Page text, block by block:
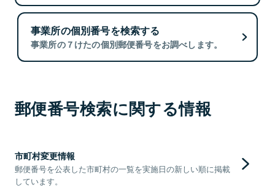
事業所の個別番号を検索する
事業所の７けたの個別郵便番号をお調べします。
郵便番号検索に関する情報
市町村変更情報
郵便番号を公表した市町村の一覧を実施日の新しい順に掲載
しています。